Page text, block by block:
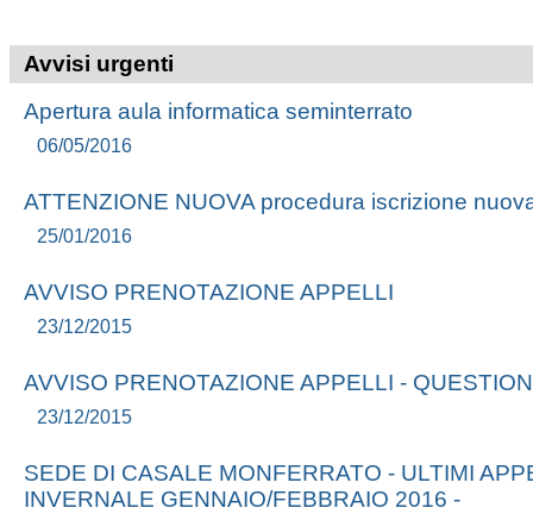
Avvisi urgenti
Apertura aula informatica seminterrato
06/05/2016
ATTENZIONE NUOVA procedura iscrizione
25/01/2016
AVVISO PRENOTAZIONE APPELLI
23/12/2015
AVVISO PRENOTAZIONE APPELLI -
23/12/2015
SEDE DI CASALE MONFERRATO - ULTIMI
INVERNALE GENNAIO/FEBBRAIO 2016 -